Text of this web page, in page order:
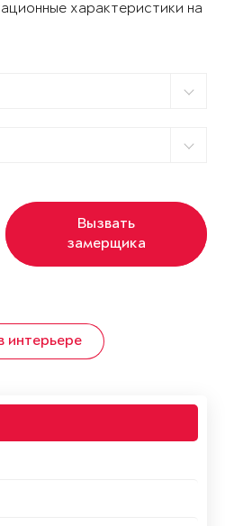
характеристики на
Вызвать
замерщика
интерьере